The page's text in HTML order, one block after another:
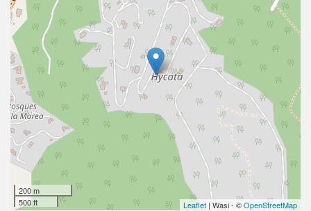
200 m
500 ft
Leaflet | Wasi - ©OpenStreetMap